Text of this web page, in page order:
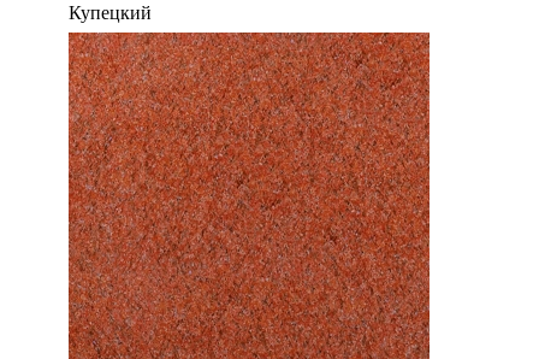
Купецкий